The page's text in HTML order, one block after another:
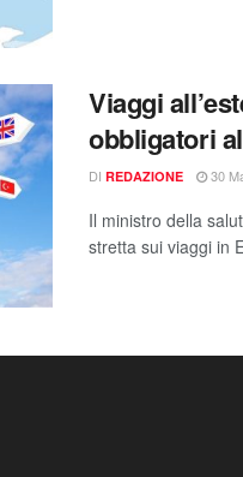
Viaggi
obbligatori
DI REDAZIONE 30
Il ministro della
stretta sui viaggi in